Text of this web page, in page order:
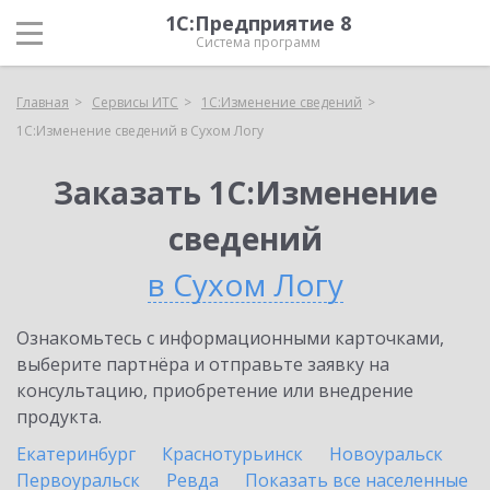
1С:Предприятие 8
Система программ
Главная Сервисы ИТС
1С:Изменение сведений
1С:Изменение сведений в Сухом Логу
Заказать 1С:Изменение
сведений
в Сухом Логу
Ознакомьтесь с информационными карточками,
выберите партнёра и отправьте заявку на
консультацию, приобретение или внедрение
продукта.
Екатеринбург
Краснотурьинск
Новоуральск
Первоуральск
Ревда Показать все населенные